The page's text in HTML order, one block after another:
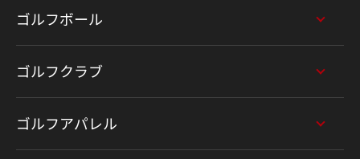
ゴルフボール
ゴルフクラブ
ゴルフアパレル